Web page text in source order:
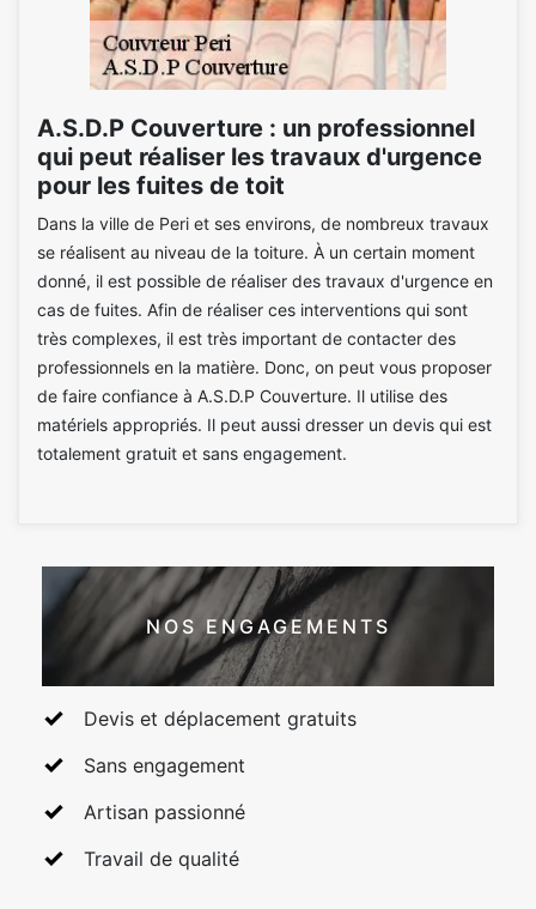
A.S.D.P Couverture : un professionnel
qui peut réaliser les travaux d'urgence
pour les fuites de toit
Dans la ville de Peri et ses environs, de nombreux travaux
se réalisent au niveau de la toiture. À un certain moment
donné, il est possible de réaliser des travaux d'urgence en
cas de fuites. Afin de réaliser ces interventions qui sont
très complexes, il est très important de contacter des
professionnels en la matière. Donc, on peut vous proposer
de faire confiance à A.S.D.P Couverture. Il utilise des
matériels appropriés. Il peut aussi dresser un devis qui est
totalement gratuit et sans engagement.
NOS ENGAGEMENTS
Devis et déplacement gratuits
Sans engagement
Artisan passionné
Travail de qualité